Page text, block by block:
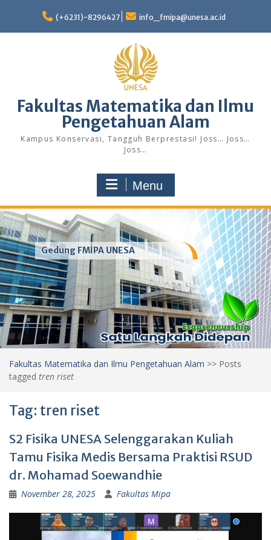
content
(+6231)-8296427 info_fmipa@unesa.ac.id
Fakultas Matematika dan Ilmu
Pengetahuan Alam
Kampus Konservasi, Tangguh Berprestasi! Joss… Joss…
Joss…
Menu
Gedung FMIPA UNESA
Fakultas Matematika dan Ilmu Pengetahuan Alam >> Posts
tagged tren riset
Tag: tren riset
S2 Fisika UNESA Selenggarakan Kuliah
Tamu Fisika Medis Bersama Praktisi RSUD
dr. Mohamad Soewandhie
November 28, 2025 Fakultas Mipa